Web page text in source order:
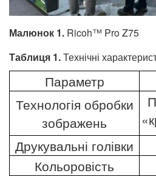
Малюнок 1. Ricoh™ Pro Z75
Таблиця 1.Технічні
Параметр
Технологія обробки
зображень
Друкувальні голівки
Кольоровість